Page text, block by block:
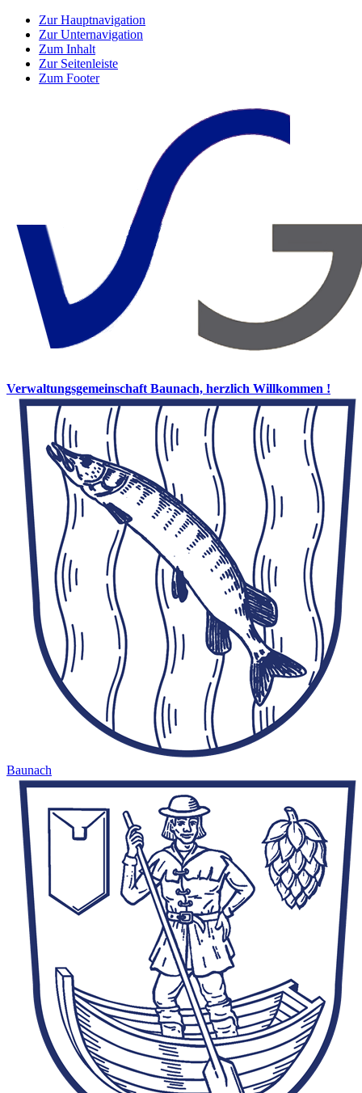
Zur Hauptnavigation
Zur Unternavigation
Zum Inhalt
Zur Seitenleiste
Zum Footer
Verwaltungsgemeinschaft Baunach, herzlich Willkommen !
Baunach